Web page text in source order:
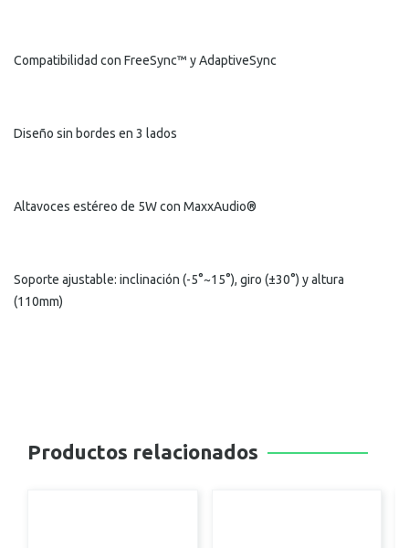
Compatibilidad con FreeSync™ y AdaptiveSync
Diseño sin bordes en 3 lados
Altavoces estéreo de 5W con MaxxAudio®
Soporte ajustable: inclinación (-5°~15°), giro (±30°) y altura
(110mm)
Productos relacionados